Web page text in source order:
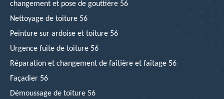
changement et pose de gouttière 56
Nettoyage de toiture 56
Peinture sur ardoise et toiture 56
Urgence fuite de toiture 56
Réparation et changement de faîtière et faîtage 56
Façadier 56
Démoussage de toiture 56